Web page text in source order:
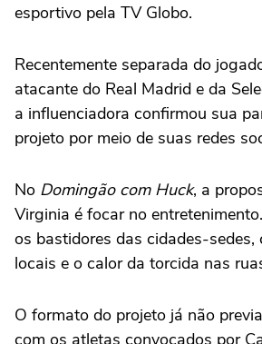
esportivo pela TV Globo.
Recentemente separada do
atacante do Real Madrid e da
a influenciadora confirmou sua
projeto por meio de suas redes
No Domingão com Huck, a
Virginia é focar no
os bastidores das cidades-sedes,
locais e o calor da torcida nas
O formato do projeto já não
com os atletas convocados por